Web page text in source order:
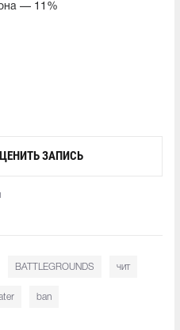
— 11%
ЗАПИСЬ
BATTLEGROUNDS чит
ban